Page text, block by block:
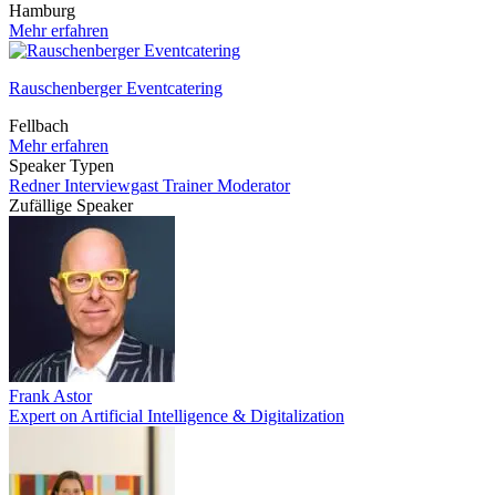
Hamburg
Mehr erfahren
Rauschenberger Eventcatering
Fellbach
Mehr erfahren
Speaker Typen
RednerInterviewgast TrainerModerator
Zufällige Speaker
Frank Astor
Expert on Artificial Intelligence & Digitalization